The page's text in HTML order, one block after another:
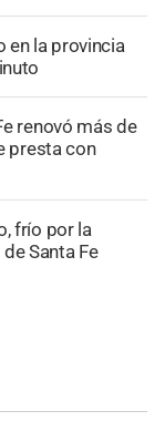
en la provincia
renovó más de
presta con
frío por la
Santa Fe